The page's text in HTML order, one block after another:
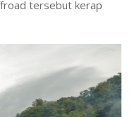
tersebut kerap